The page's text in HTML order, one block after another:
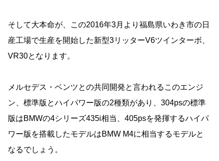
そして大本命が、この2016年3月より福島県いわき市の日
産工場で生産を開始した新型3リッターV6ツインターボ、
VR30となります。
メルセデス・ベンツとの共同開発と言われるこのエンジ
ン、標準版とハイパワー版の2種類があり、304psの標準
版はBMWの4シリーズ435i相当、405psを発揮するハイパ
ワー版を搭載したモデルはBMW M4に相当するモデルと
なるでしょう。